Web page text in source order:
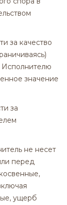
за качество
Исполнителю
значение
за
не несет
перед
ущерб